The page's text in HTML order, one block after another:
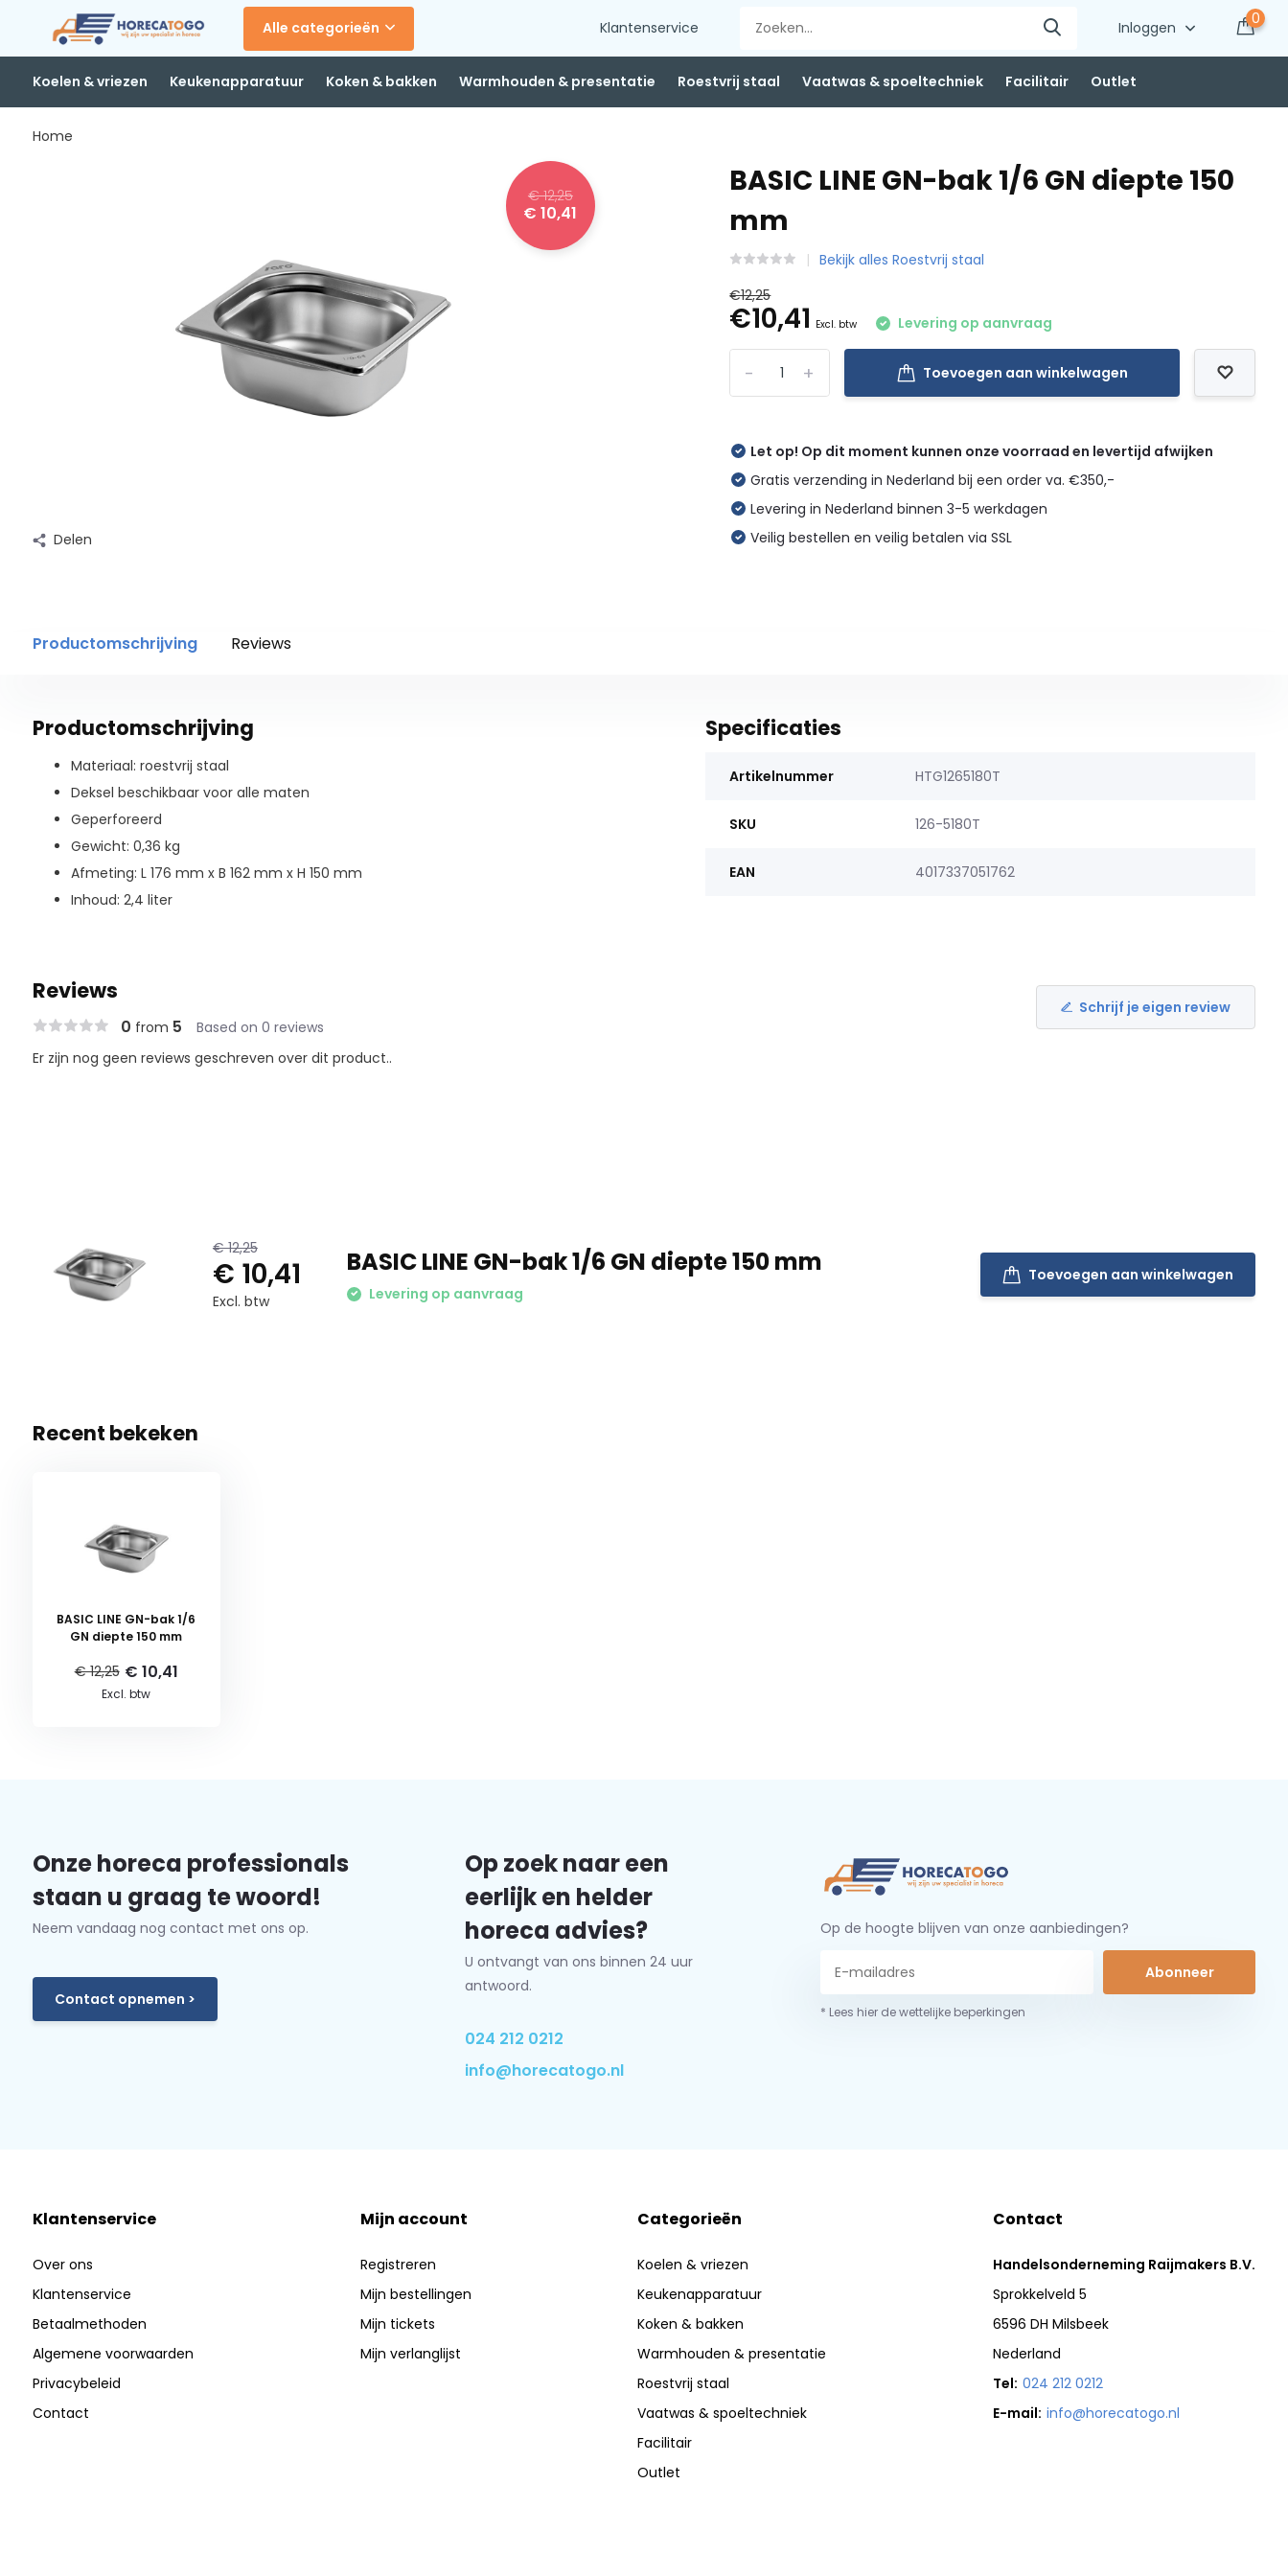
Alle categorieën Klantenservice Inloggen
0
Koelen & vriezen Keukenapparatuur Koken & bakken Warmhouden & presentatie Roestvrij staal Vaatwas & spoeltechniek Facilitair Outlet
Home
€ 12,25
€ 10,41
Delen
BASIC LINE GN-bak 1/6 GN diepte 150
mm
Bekijk alles Roestvrij staal
€12,25
€10,41 Excl. btw Levering op aanvraag
+
- Toevoegen aan winkelwagen
Let op! Op dit moment kunnen onze voorraad en levertijd afwijken
Gratis verzending in Nederland bij een order va. €350,-
Levering in Nederland binnen 3-5 werkdagen
Veilig bestellen en veilig betalen via SSL
Productomschrijving Reviews
Productomschrijving
Materiaal: roestvrij staal
Deksel beschikbaar voor alle maten
Geperforeerd
Gewicht: 0,36 kg
Afmeting: L 176 mm x B 162 mm x H 150 mm
Inhoud: 2,4 liter
Specificaties
Artikelnummer HTG1265180T
SKU 126-5180T
EAN 4017337051762
Reviews
0 from 5 Based on 0 reviews
Schrijf je eigen review
Er zijn nog geen reviews geschreven over dit product..
€ 12,25
€ 10,41
Excl. btw
BASIC LINE GN-bak 1/6 GN diepte 150 mm
Levering op aanvraag
Toevoegen aan winkelwagen
Recent bekeken
BASIC LINE GN-bak 1/6
GN diepte 150 mm
€ 12,25 € 10,41
Excl. btw
Onze horeca professionals
staan u graag te woord!
Neem vandaag nog contact met ons op.
Contact opnemen >
Op zoek naar een
eerlijk en helder
horeca advies?
U ontvangt van ons binnen 24 uur
antwoord.
024 212 0212
info@horecatogo.nl
Op de hoogte blijven van onze aanbiedingen?
Abonneer
* Lees hier de wettelijke beperkingen
Klantenservice
Over ons
Klantenservice
Betaalmethoden
Algemene voorwaarden
Privacybeleid
Contact
Mijn account
Registreren
Mijn bestellingen
Mijn tickets
Mijn verlanglijst
Categorieën
Koelen & vriezen
Keukenapparatuur
Koken & bakken
Warmhouden & presentatie
Roestvrij staal
Vaatwas & spoeltechniek
Facilitair
Outlet
Contact
Handelsonderneming Raijmakers B.V.
Sprokkelveld 5
6596 DH Milsbeek
Nederland
Tel: 024 212 0212
E-mail: info@horecatogo.nl